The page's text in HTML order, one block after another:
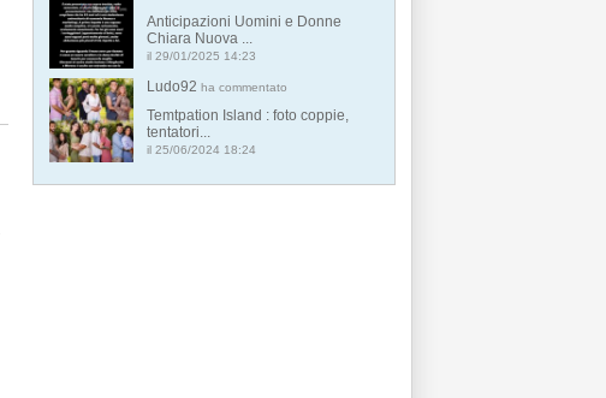
Anticipazioni Uomini e Donne
Chiara Nuova ...
il 29/01/2025 14:23
Ludo92 ha commentato
Temtpation Island : foto coppie,
tentatori...
il 25/06/2024 18:24